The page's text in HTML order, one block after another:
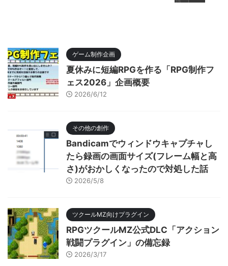
ゲーム制作企画
夏休みに短編RPGを作る「RPG制作フ
ェス2026」企画概要
2026/6/12
その他の創作
Bandicamでウィンドウキャプチャし
たら録画の画面サイズ(フレーム幅と高
さ)がおかしくなったので対処した話
2026/5/8
ツクールMZ向けプラグイン
RPGツクールMZ公式DLC「アクション
戦闘プラグイン」の備忘録
2026/3/17